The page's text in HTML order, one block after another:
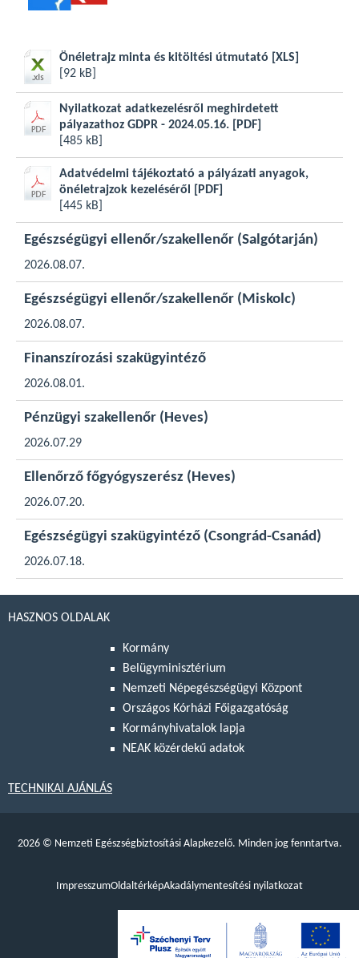
Önéletrajz minta és kitöltési útmutató
[XLS]
[92 kB]
Nyilatkozat adatkezelésről meghirdetett
pályazathoz GDPR - 2024.05.16.
[PDF]
[485 kB]
Adatvédelmi tájékoztató a pályázati anyagok,
önéletrajzok kezeléséről
[PDF]
[445 kB]
Egészségügyi ellenőr/szakellenőr (Salgótarján)
2026.08.07.
Egészségügyi ellenőr/szakellenőr (Miskolc)
2026.08.07.
Finanszírozási szakügyintéző
2026.08.01.
Pénzügyi szakellenőr (Heves)
2026.07.29
Ellenőrző főgyógyszerész (Heves)
2026.07.20.
Egészségügyi szakügyintéző (Csongrád-Csanád)
2026.07.18.
HASZNOS OLDALAK
Kormány
Belügyminisztérium
Nemzeti Népegészségügyi Központ
Országos Kórházi Főigazgatóság
Kormányhivatalok lapja
NEAK közérdekű adatok
TECHNIKAI AJÁNLÁS
2026 © Nemzeti Egészségbiztosítási Alapkezelő. Minden jog fenntartva.
ImpresszumOldaltérképAkadálymentesítési nyilatkozat